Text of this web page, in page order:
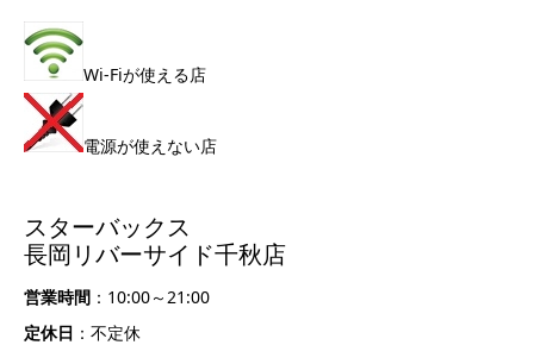
Wi-Fiが使える店
電源が使えない店
スターバックス
長岡リバーサイド千秋店
営業時間 ：10:00～21:00
定休日 ：不定休